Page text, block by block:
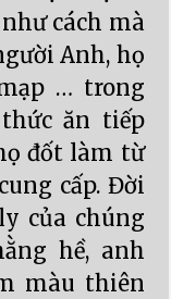
cách mà
Anh, họ
… trong
ăn tiếp
đốt làm từ
cấp. Đời
của chúng
hề, anh
màu thiên